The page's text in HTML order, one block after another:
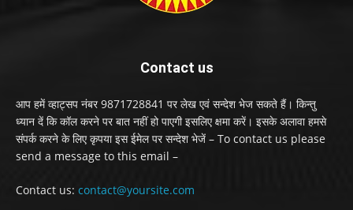
Contact us
आप हमें व्हाट्सप नंबर 9871728841 पर लेख एवं सन्देश भेज सकते हैं। किन्तु
ध्यान दें कि कॉल करने पर बात नहीं हो पाएगी इसलिए क्षमा करें। इसके अलावा हमसे
संपर्क करने के लिए कृपया इस ईमेल पर सन्देश भेजें – To contact us please
send a message to this email –
Contact us: contact@yoursite.com